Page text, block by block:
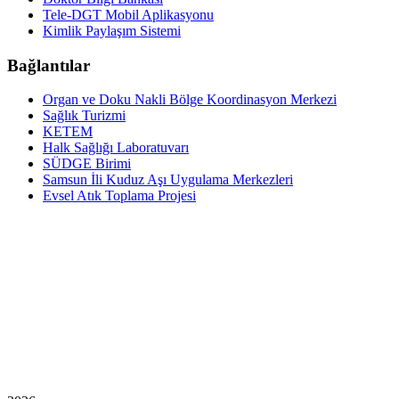
Tele-DGT Mobil Aplikasyonu
Kimlik Paylaşım Sistemi
Bağlantılar
Organ ve Doku Nakli Bölge Koordinasyon Merkezi
Sağlık Turizmi
KETEM
Halk Sağlığı Laboratuvarı
SÜDGE Birimi
Samsun İli Kuduz Aşı Uygulama Merkezleri
Evsel Atık Toplama Projesi